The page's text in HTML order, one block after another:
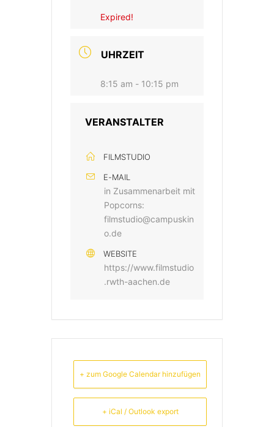
Expired!
UHRZEIT
8:15 am - 10:15 pm
VERANSTALTER
FILMSTUDIO
E-MAIL
in Zusammenarbeit mit
Popcorns:
filmstudio@campuskin
o.de
WEBSITE
https://www.filmstudio
.rwth-aachen.de
+ zum Google Calendar hinzufügen
+ iCal / Outlook export